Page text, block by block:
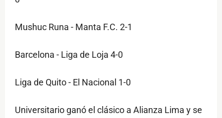
Mushuc Runa - Manta F.C. 2-1
Barcelona - Liga de Loja 4-0
Liga de Quito - El Nacional 1-0
Universitario ganó el clásico a Alianza Lima y se